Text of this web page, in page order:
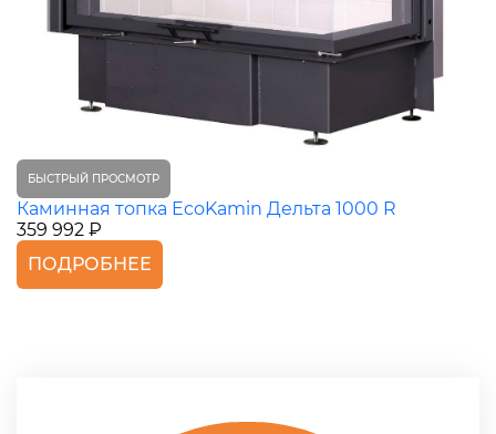
БЫСТРЫЙ ПРОСМОТР
Каминная топка EcoKamin Дельта 1000 R
359 992 ₽
ПОДРОБНЕЕ